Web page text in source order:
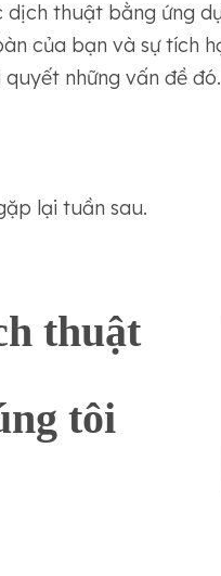
thuật bằng ứng
của bạn và sự tích
những vấn đề
lại tuần sau.
thuật
tôi